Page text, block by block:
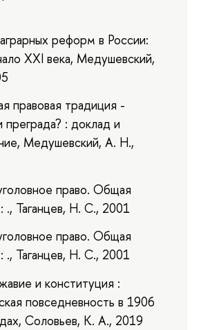
реформ в России:
XXI века, Медушевский,
правовая традиция -
преграда? : доклад и
Медушевский, А. Н.,
право. Общая
., Таганцев, Н. С., 2001
право. Общая
., Таганцев, Н. С., 2001
и конституция :
повседневность в 1906
Соловьев, К. А., 2019